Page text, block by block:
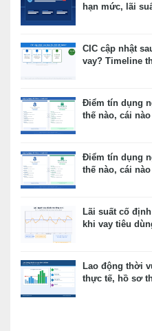
hạn mức, lãi
CIC cập nhật
vay? Timeline
Điểm tín dụng
thế nào, cái
Điểm tín dụng
thế nào, cái
Lãi suất cố
khi vay tiêu
Lao động thời
thực tế, hồ sơ